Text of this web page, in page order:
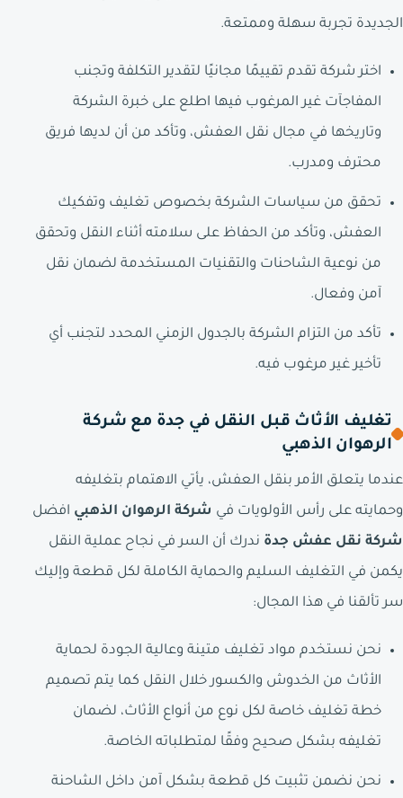
الجديدة تجربة سهلة وممتعة.
اختر شركة تقدم تقييمًا مجانيًا لتقدير التكلفة وتجنب
المفاجآت غير المرغوب فيها اطلع على خبرة الشركة
وتاريخها في مجال نقل العفش، وتأكد من أن لديها فريق
محترف ومدرب.
تحقق من سياسات الشركة بخصوص تغليف وتفكيك
العفش، وتأكد من الحفاظ على سلامته أثناء النقل وتحقق
من نوعية الشاحنات والتقنيات المستخدمة لضمان نقل
آمن وفعال.
تأكد من التزام الشركة بالجدول الزمني المحدد لتجنب أي
تأخير غير مرغوب فيه.
تغليف الأثاث قبل النقل في جدة مع شركة
الرهوان الذهبي
عندما يتعلق الأمر بنقل العفش، يأتي الاهتمام بتغليفه
وحمايته على رأس الأولويات في شركة الرهوان الذهبي افضل
شركة نقل عفش جدة ندرك أن السر في نجاح عملية النقل
يكمن في التغليف السليم والحماية الكاملة لكل قطعة وإليك
سر تألقنا في هذا المجال:
نحن نستخدم مواد تغليف متينة وعالية الجودة لحماية
الأثاث من الخدوش والكسور خلال النقل كما يتم تصميم
خطة تغليف خاصة لكل نوع من أنواع الأثاث، لضمان
تغليفه بشكل صحيح وفقًا لمتطلباته الخاصة.
نحن نضمن تثبيت كل قطعة بشكل آمن داخل الشاحنة